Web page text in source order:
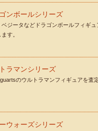
ンボールシリーズ
ベジータなどドラゴンボールフィギュ
す。
ラマンシリーズ
のウルトラマンフィギュアを査
ウォーズシリーズ